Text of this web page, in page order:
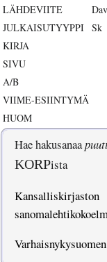
LÄHDEVIITE
JULKAISUTYYPPI Sk
KIRJA
SIVU
A/B
VIIME-ESIINTYMÄ
HUOM
Hae hakusanaa
KORPista
Kansalliskirjaston